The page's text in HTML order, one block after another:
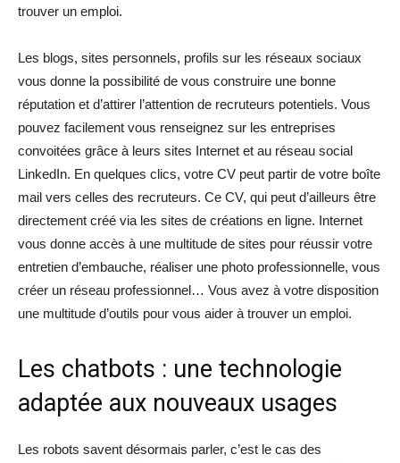
trouver un emploi.
Les blogs, sites personnels, profils sur les réseaux sociaux
vous donne la possibilité de vous construire une bonne
réputation et d’attirer l’attention de recruteurs potentiels. Vous
pouvez facilement vous renseignez sur les entreprises
convoitées grâce à leurs sites Internet et au réseau social
LinkedIn. En quelques clics, votre CV peut partir de votre boîte
mail vers celles des recruteurs. Ce CV, qui peut d’ailleurs être
directement créé via les sites de créations en ligne. Internet
vous donne accès à une multitude de sites pour réussir votre
entretien d’embauche, réaliser une photo professionnelle, vous
créer un réseau professionnel… Vous avez à votre disposition
une multitude d’outils pour vous aider à trouver un emploi.
Les chatbots : une technologie
adaptée aux nouveaux usages
Les robots savent désormais parler, c’est le cas des